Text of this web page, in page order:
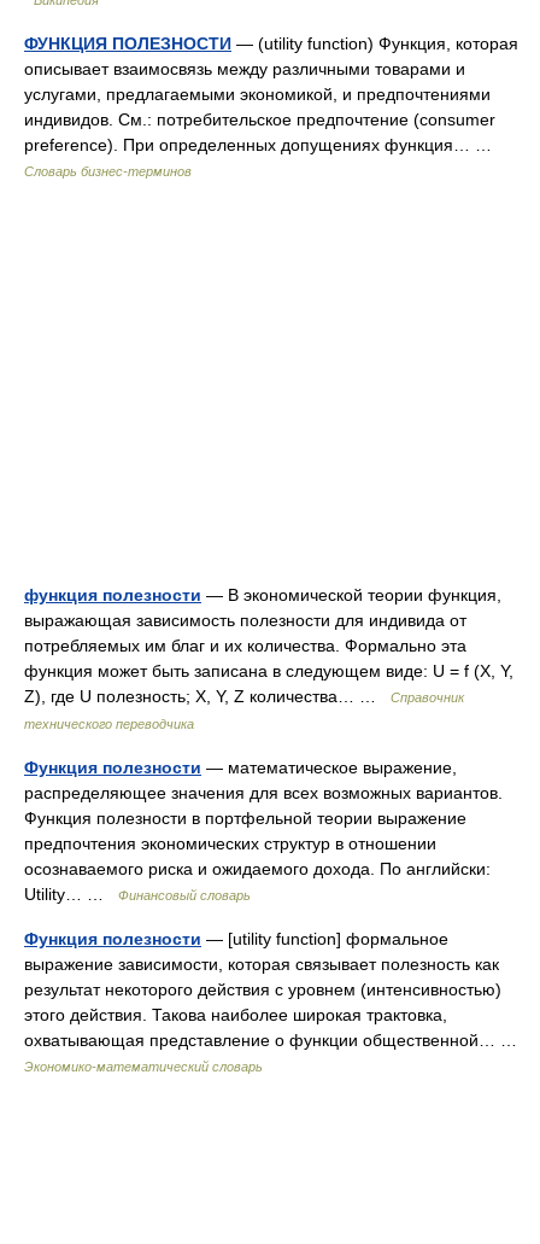
ФУНКЦИЯ ПОЛЕЗНОСТИ — (utility function) Функция, которая
описывает взаимосвязь между различными товарами и
услугами, предлагаемыми экономикой, и предпочтениями
индивидов. См.: потребительское предпочтение (consumer
preference). При определенных допущениях функция… …
Словарь бизнес-терминов
функция полезности — В экономической теории функция,
выражающая зависимость полезности для индивида от
потребляемых им благ и их количества. Формально эта
функция может быть записана в следующем виде: U = f (X, Y,
Z), где U полезность; X, Y, Z количества… …
Справочник
технического переводчика
Функция полезности — математическое выражение,
распределяющее значения для всех возможных вариантов.
Функция полезности в портфельной теории выражение
предпочтения экономических структур в отношении
осознаваемого риска и ожидаемого дохода. По английски:
Utility… …
Финансовый словарь
Функция полезности — [utility function] формальное
выражение зависимости, которая связывает полезность как
результат некоторого действия с уровнем (интенсивностью)
этого действия. Такова наиболее широкая трактовка,
охватывающая представление о функции общественной… …
Экономико-математический словарь